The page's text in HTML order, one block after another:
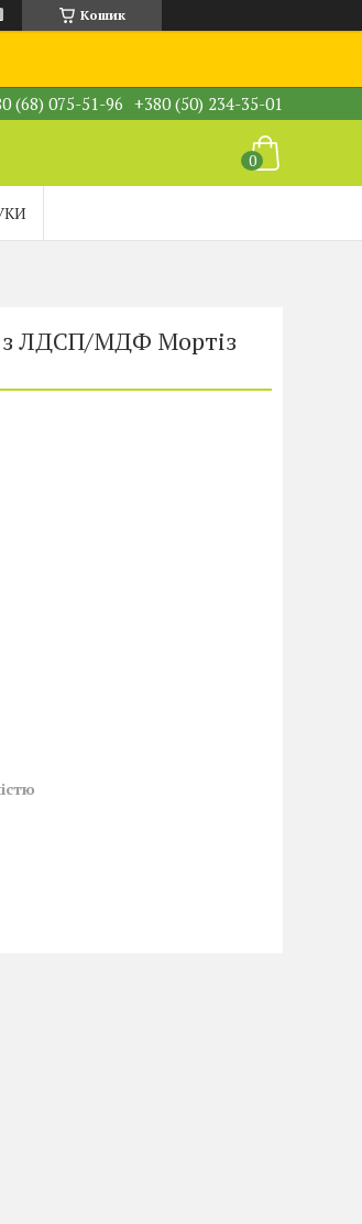
Кошик
(68) 075-51-96 +380 (50) 234-35-01
з ЛДСП/МДФ Мортіз